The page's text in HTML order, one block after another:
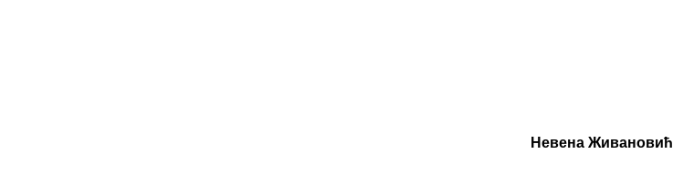
Невена Живановић